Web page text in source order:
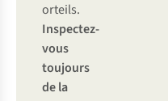
orteils.
Inspectez-
vous
toujours
de la